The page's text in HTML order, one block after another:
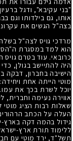
"בני עקיבא", ודגל
אותו, גם בילדותו וגם
בצה"ל הגשים את
מרדכי גויס לצה"ל
הוא למד במסגרת
כרובאי. עוד בטרם
היה להתיישב בגולן,
הישיבה בחברון, דבקה
מוטי הייתה אחת
יוכל לשרת בכך את
אווירה נעימה וחברית,
שאלות רבות הציג מוטי
העלה על הכתב
גידול בהמה דקה
ללימוד תורת ארץ-
תשל"ד, ירד מוטי עם